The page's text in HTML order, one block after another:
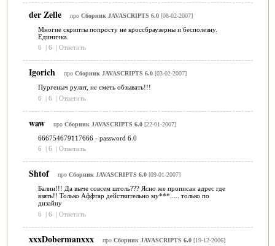
der Zelle про Сборник JAVASCRIPTS 6.0[08-02-2007]
Многие скрипты попросту не кроссбраузерны и бесполезну.
Единичка.
6
| 6 | Ответить
Igorich про Сборник JAVASCRIPTS 6.0[03-02-2007]
Пургеныч рулит, не сметь обзывать!!!
6
| 6 | Ответить
waw про Сборник JAVASCRIPTS 6.0[22-01-2007]
666754679117666 - password 6.0
6
| 6 | Ответить
Shtof про Сборник JAVASCRIPTS 6.0[09-01-2007]
Балин!!! Да выче совсем штоль??? Ясно же прописан адрес где
взять!! Только Аффтар действительно му***..... только по
дизайну
6
| 6 | Ответить
xxxDobermanxxx про Сборник JAVASCRIPTS 6.0[19-12-2006]